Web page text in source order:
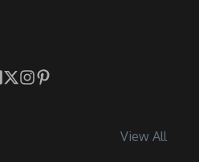
View All